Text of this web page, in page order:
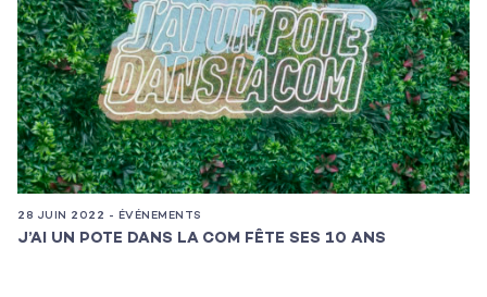
28 JUIN 2022 - ÉVÉNEMENTS
J’AI UN POTE DANS LA COM FÊTE SES 10 ANS